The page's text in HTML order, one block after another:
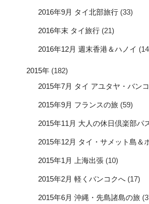
2016年9月 タイ北部旅行 (33)
2016年末 タイ旅行 (21)
2016年12月 週末香港＆ハノイ
2015年 (182)
2015年7月 タイ アユタヤ・バン
2015年9月 フランスの旅 (59)
2015年11月 大人の休日倶楽部パ
2015年12月 タイ・サメット島＆
2015年1月 上海出張 (10)
2015年2月 軽くバンコクへ (17)
2015年6月 沖縄・先島諸島の旅